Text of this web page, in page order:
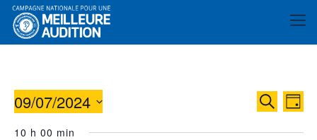
Recherche
de
Jour
09/07/2024
une
10 h 00 min